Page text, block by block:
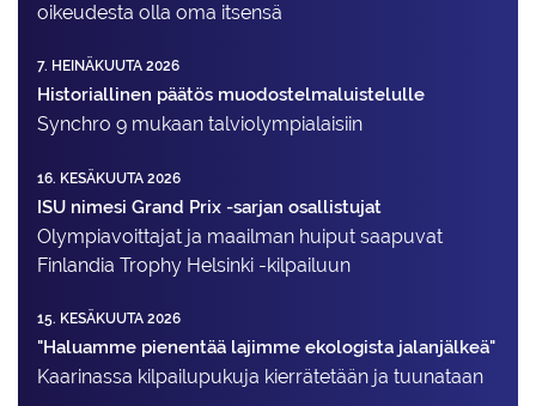
oikeudesta olla oma itsensä
7. HEINÄKUUTA 2026
Historiallinen päätös muodostelmaluistelulle
Synchro 9 mukaan talviolympialaisiin
16. KESÄKUUTA 2026
ISU nimesi Grand Prix -sarjan osallistujat
Olympiavoittajat ja maailman huiput saapuvat
Finlandia Trophy Helsinki -kilpailuun
15. KESÄKUUTA 2026
"Haluamme pienentää lajimme ekologista jalanjälkeä"
Kaarinassa kilpailupukuja kierrätetään ja tuunataan